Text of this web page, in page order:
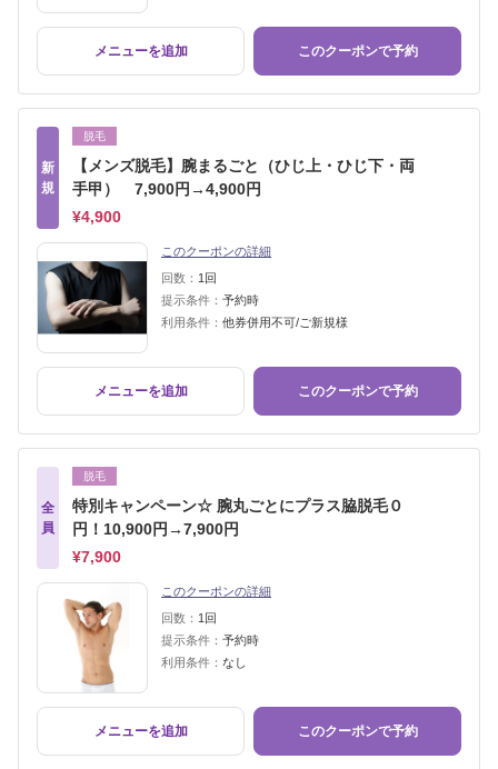
メニューを追加 このクーポンで予約
新
規
脱毛
【メンズ脱毛】腕まるごと（ひじ上・ひじ下・両
手甲） 7,900円→4,900円
¥4,900
このクーポンの詳細
回数： 1回
提示条件： 予約時
利用条件： 他券併用不可/ご新規様
メニューを追加 このクーポンで予約
全
員
脱毛
特別キャンペーン☆ 腕丸ごとにプラス脇脱毛０
円！10,900円→7,900円
¥7,900
このクーポンの詳細
回数： 1回
提示条件： 予約時
利用条件： なし
メニューを追加 このクーポンで予約